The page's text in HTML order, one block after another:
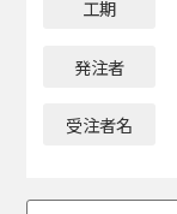
工期
発注者
受注者名